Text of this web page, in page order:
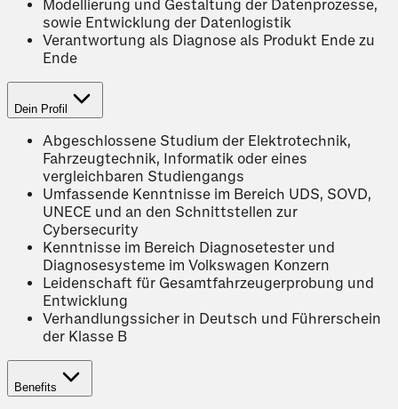
Modellierung und Gestaltung der Datenprozesse,
sowie Entwicklung der Datenlogistik
Verantwortung als Diagnose als Produkt Ende zu
Ende
Dein Profil
Abgeschlossene Studium der Elektrotechnik,
Fahrzeugtechnik, Informatik oder eines
vergleichbaren Studiengangs
Umfassende Kenntnisse im Bereich UDS, SOVD,
UNECE und an den Schnittstellen zur
Cybersecurity
Kenntnisse im Bereich Diagnosetester und
Diagnosesysteme im Volkswagen Konzern
Leidenschaft für Gesamtfahrzeugerprobung und
Entwicklung
Verhandlungssicher in Deutsch und Führerschein
der Klasse B
Benefits